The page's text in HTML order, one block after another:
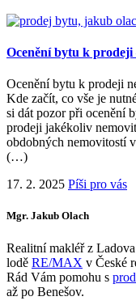
Ocenění bytu k
Ocenění bytu k prodeji
Kde začít, co vše je
si dát pozor při ocenění
prodeji jakékoliv
obdobných nemovitostí
(…)
17. 2. 2025 Píši pro vás
Mgr. Jakub Olach
Realitní makléř z
lodě RE/MAX v České
Rád Vám pomohu s
až po Benešov.